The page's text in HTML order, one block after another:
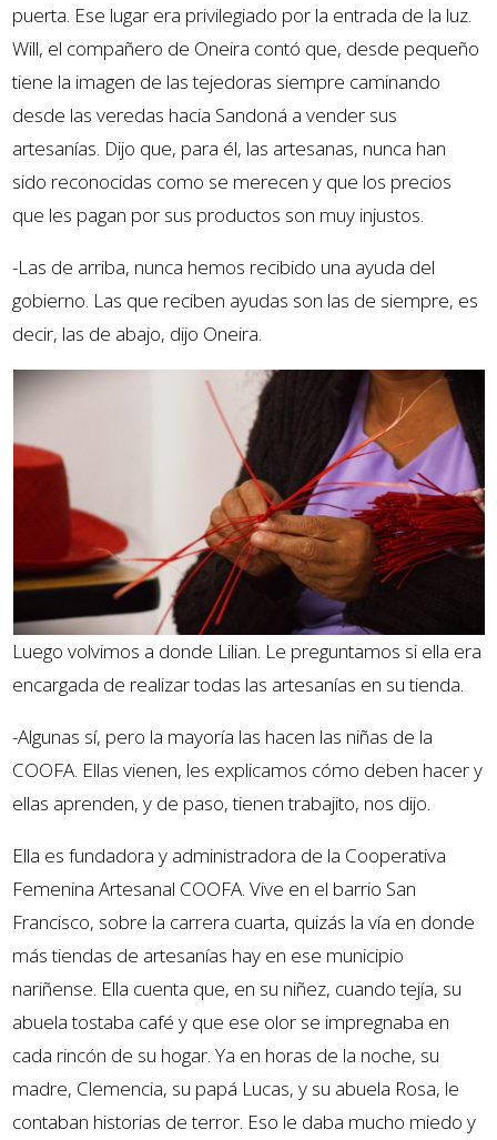
puerta. Ese lugar era privilegiado por la entrada de la luz.
Will, el compañero de Oneira contó que, desde pequeño
tiene la imagen de las tejedoras siempre caminando
desde las veredas hacia Sandoná a vender sus
artesanías. Dijo que, para él, las artesanas, nunca han
sido reconocidas como se merecen y que los precios
que les pagan por sus productos son muy injustos.
-Las de arriba, nunca hemos recibido una ayuda del
gobierno. Las que reciben ayudas son las de siempre, es
decir, las de abajo, dijo Oneira.
Luego volvimos a donde Lilian. Le preguntamos si ella era
encargada de realizar todas las artesanías en su tienda.
-Algunas sí, pero la mayoría las hacen las niñas de la
COOFA. Ellas vienen, les explicamos cómo deben hacer y
ellas aprenden, y de paso, tienen trabajito, nos dijo.
Ella es fundadora y administradora de la Cooperativa
Femenina Artesanal COOFA. Vive en el barrio San
Francisco, sobre la carrera cuarta, quizás la vía en donde
más tiendas de artesanías hay en ese municipio
nariñense. Ella cuenta que, en su niñez, cuando tejía, su
abuela tostaba café y que ese olor se impregnaba en
cada rincón de su hogar. Ya en horas de la noche, su
madre, Clemencia, su papá Lucas, y su abuela Rosa, le
contaban historias de terror. Eso le daba mucho miedo y